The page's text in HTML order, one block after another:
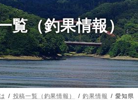
覧（釣果情報）
投稿一覧（釣果情報） 釣果情報 愛知県